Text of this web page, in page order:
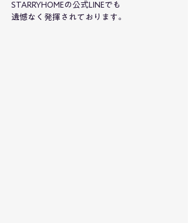
STARRYHOMEの公式LINEでも
遺憾なく発揮されております。